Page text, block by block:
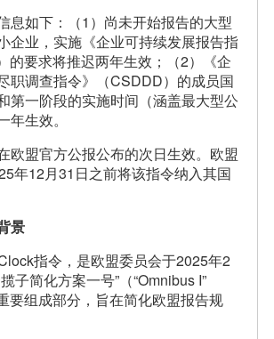
息如下：（1）尚未开始报告的大型
企业，实施《企业可持续发展报告指
的要求将推迟两年生效；（2）《企
职调查指令》（CSDDD）的成员国
第一阶段的实施时间（涵盖最大型公
生效。
欧盟官方公报公布的次日生效。欧盟
年12月31日之前将该指令纳入其国
景
指令，是欧盟委员会于2025年2
子简化方案一号”（“Omnibus I”
要组成部分，旨在简化欧盟报告规